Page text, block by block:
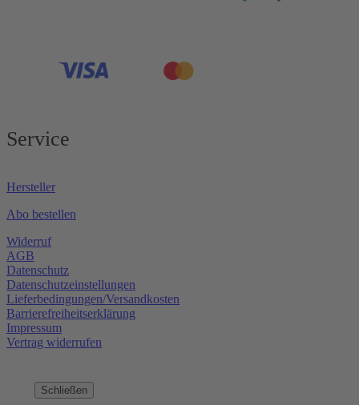
Service
Hersteller
Abo bestellen
Widerruf
AGB
Datenschutz
Datenschutzeinstellungen
Lieferbedingungen/Versandkosten
Barrierefreiheitserklärung
Impressum
Vertrag widerrufen
Schließen